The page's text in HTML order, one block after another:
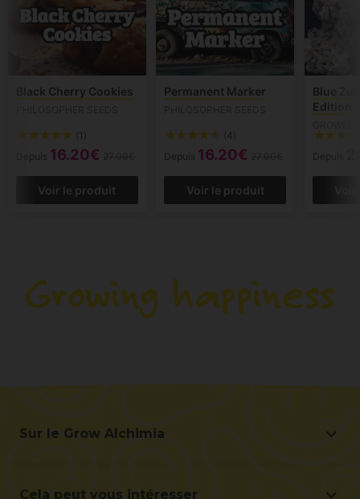
Black Cherry Cookies
(1)
Depuis 16.20€
Voir le produit
Permanent Marker
(4)
Depuis 16.20€
Voir le produit
Blue
Edition
Depuis
Sur le Grow Alchimia
Situation et contact
Cela peut vous intéresser